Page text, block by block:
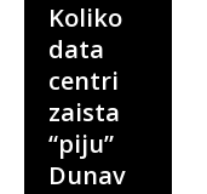
Koliko
data
centri
zaista
“piju”
Dunav